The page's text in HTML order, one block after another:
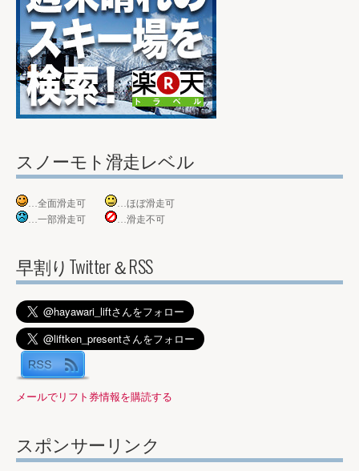
スノーモト滑走レベル
…全面滑走可
…ほぼ滑走可
…一部滑走可
…滑走不可
早割りTwitter＆RSS
メールでリフト券情報を購読する
スポンサーリンク